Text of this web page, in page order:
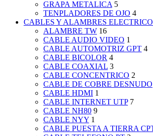
GRAPA METALICA 5
TENPLADORES DE OJO 4
CABLES Y ALAMBRES
ALAMBRE TW 16
CABLE AUDIO VIDEO 1
CABLE AUTOMOTRIZ GPT 4
CABLE BICOLOR 4
CABLE COAXIAL 3
CABLE CONCENTRICO 2
CABLE DE COBRE DESNUDO
CABLE HDMI 1
CABLE INTERNET UTP 7
CABLE NH80 9
CABLE NYY 1
CABLE PUESTA A TIERRA